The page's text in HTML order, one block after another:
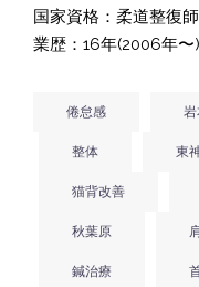
国家資格：柔道整復
業歴：16年(2006年〜)
倦怠感
整体 東
猫背改善
秋葉原
鍼治療